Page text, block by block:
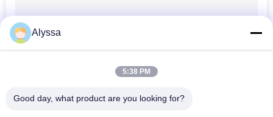
Alyssa
5:38 PM
Good day, what product are you looking for?